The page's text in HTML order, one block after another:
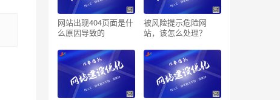
网站出现404页面是什
么原因导致的
被风险提示危险网
站，该怎么处理？